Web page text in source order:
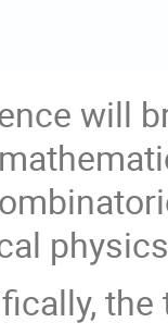
will